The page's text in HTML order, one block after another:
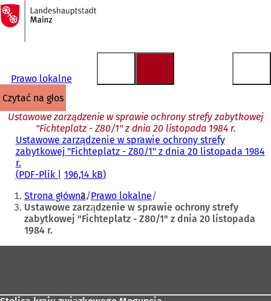
Przejdź do treści
Do
strony
głównej
Prawo lokalne
czytać na głos
Ustawowe zarządzenie w sprawie ochrony strefy zabytkowej
"Fichteplatz - Z80/1" z dnia 20 listopada 1984 r.
Ustawowe zarządzenie w sprawie ochrony strefy
zabytkowej "Fichteplatz - Z80/1" z dnia 20 listopada 1984
r.
PDF-Plik 196,14 kB
Jesteś
tutaj:
Strona główna Prawo lokalne
Ustawowe zarządzenie w sprawie ochrony strefy
zabytkowej "Fichteplatz - Z80/1" z dnia 20 listopada
1984 r.